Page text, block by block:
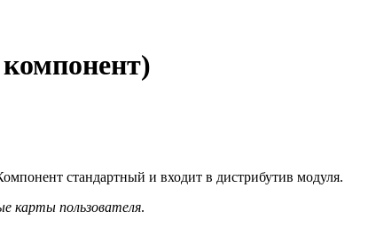
стандартный и входит в дистрибутив модуля.
карты пользователя.